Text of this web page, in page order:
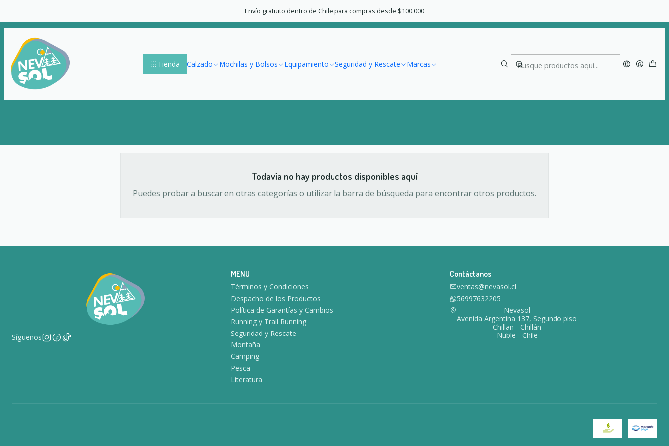
Tienda Calzado Mochilas y Bolsos Equipamiento Seguridad y Rescate Marcas
Envío gratuito dentro de Chile para compras desde $100.000
Inicio Marcas Therm-a-Rest
Therm-a-Rest
Todavía no hay productos disponibles aquí
Puedes probar a buscar en otras categorías o utilizar la barra de búsqueda para encontrar otros productos.
Síguenos
MENU
Términos y Condiciones
Despacho de los Productos
Política de Garantías y Cambios
Running y Trail Running
Seguridad y Rescate
Montaña
Camping
Pesca
Literatura
Contáctanos
ventas@nevasol.cl
56997632205
Nevasol
Avenida Argentina 137, Segundo piso
Chillan - Chillán
Ñuble - Chile